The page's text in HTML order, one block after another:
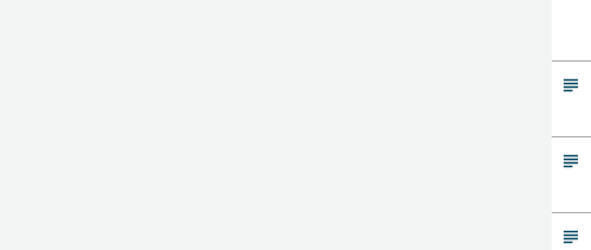
subject
subject
subject